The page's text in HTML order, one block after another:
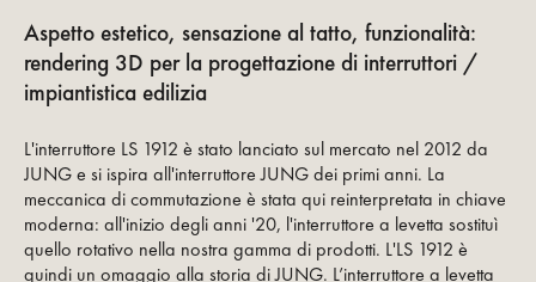
Aspetto estetico, sensazione al tatto, funzionalità:
rendering 3D per la progettazione di interruttori /
impiantistica edilizia
L'interruttore LS 1912 è stato lanciato sul mercato nel 2012 da
JUNG e si ispira all'interruttore JUNG dei primi anni. La
meccanica di commutazione è stata qui reinterpretata in chiave
moderna: all'inizio degli anni '20, l'interruttore a levetta sostituì
quello rotativo nella nostra gamma di prodotti. L'LS 1912 è
quindi un omaggio alla storia di JUNG. L’interruttore a levetta